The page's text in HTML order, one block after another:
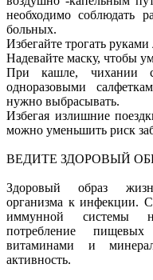
необходимо соблюдать
больных.
Избегайте трогать
Надевайте маску, чтобы
При кашле, чихании
одноразовыми
нужно выбрасывать.
Избегая излишние
можно уменьшить риск
ВЕДИТЕ ЗДОРОВЫЙ
Здоровый образ
организма к инфекции.
иммунной системы
потребление
витаминами и
активность.